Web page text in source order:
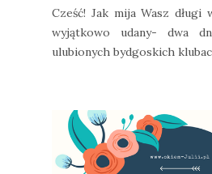
Cześć! Jak mija Wasz długi
wyjątkowo udany- dwa
ulubionych bydgoskich